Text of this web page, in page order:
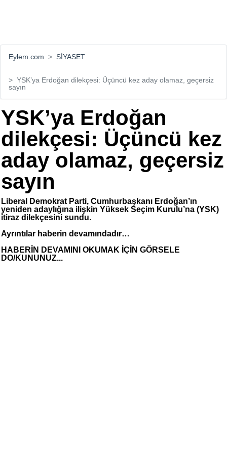
Eylem.com SİYASET
YSK’ya Erdoğan dilekçesi: Üçüncü kez aday olamaz, geçersiz
sayın
YSK’ya Erdoğan
dilekçesi: Üçüncü kez
aday olamaz, geçersiz
sayın
Liberal Demokrat Parti, Cumhurbaşkanı Erdoğan’ın
yeniden adaylığına ilişkin Yüksek Seçim Kurulu’na (YSK)
itiraz dilekçesini sundu.
Ayrıntılar haberin devamındadır…
HABERİN DEVAMINI OKUMAK İÇİN GÖRSELE
DO/KUNUNUZ...